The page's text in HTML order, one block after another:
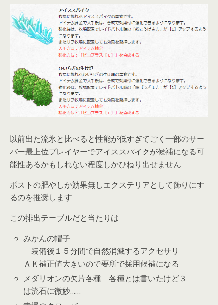
以前出た流氷と比べると性能が低すぎてごく一部のサー
バー最上位プレイヤーでアイススパイクが候補になる可
能性あるかもしれない程度しかひねり出せません
ポストの肥やしか効果無しエクステリアとして飾りにす
るのを推奨します
この排出テーブルだと当たりは
みかんの帽子
装備後１５分間で自然消滅するアクセサリ
ＡＫ補正値大きいので要所で採用候補になる
メダリオンの欠片各種 各種とは書いたけど３
は流石に微妙……